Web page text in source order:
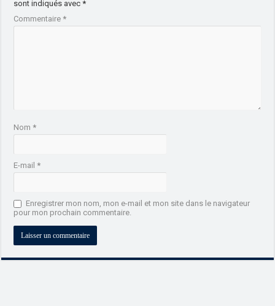
sont indiqués avec*
Commentaire*
Nom*
E-mail*
Enregistrer mon nom, mon e-mail et mon site dans le navigateur
pour mon prochain commentaire.